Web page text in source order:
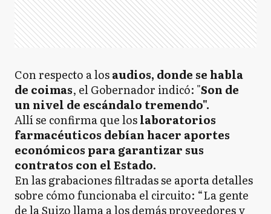
Con respecto a losaudios, donde se habla
de coimas, el Gobernador indicó: "Son de
un nivel de escándalo tremendo".
Allí se confirma que loslaboratorios
farmacéuticos debían hacer aportes
económicos para garantizar sus
contratos con el Estado.
En las grabaciones filtradas se aporta detalles
sobre cómo funcionaba el circuito: “La gente
de la Suizo llama a los demás proveedores y